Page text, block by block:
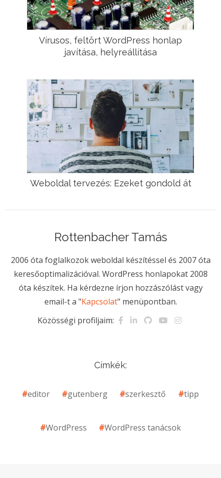
Vírusos, feltört WordPress honlap
javítása, helyreállítása
Weboldal tervezés: Ezeket gondold át
Rottenbacher Tamás
2006 óta foglalkozok weboldal készítéssel és 2007 óta
keresőoptimalizációval. WordPress honlapokat 2008
óta készítek. Ha kérdezne írjon hozzászólást vagy
email-t a "Kapcsolat" menüpontban.
Közösségi profiljaim:
Címkék:
editor gutenberg szerkesztő tipp
WordPress WordPress tanácsok